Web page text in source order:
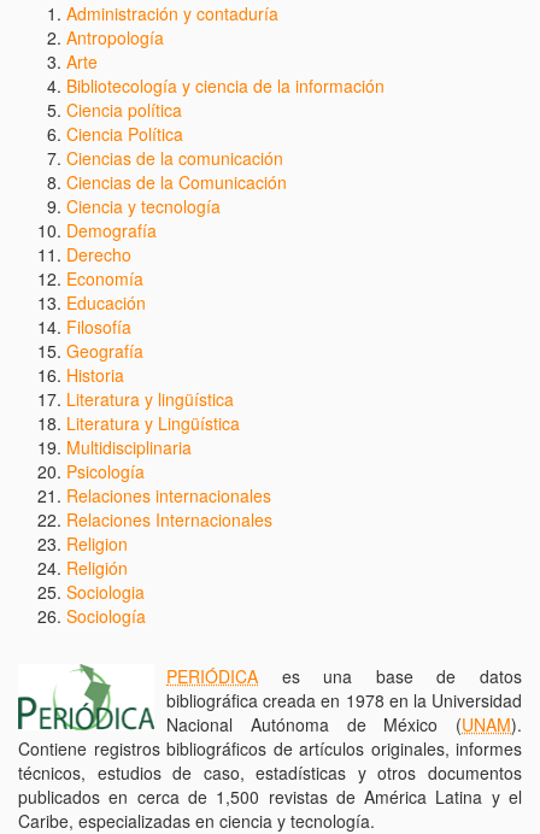
Administración y contaduría
Antropología
Arte
Bibliotecología y ciencia de la información
Ciencia política
Ciencia Política
Ciencias de la comunicación
Ciencias de la Comunicación
Ciencia y tecnología
Demografía
Derecho
Economía
Educación
Filosofía
Geografía
Historia
Literatura y lingüística
Literatura y Lingüística
Multidisciplinaria
Psicología
Relaciones internacionales
Relaciones Internacionales
Religion
Religión
Sociologia
Sociología
PERIÓDICA es una base de datos
bibliográfica creada en 1978 en la Universidad
Nacional Autónoma de México (UNAM).
Contiene registros bibliográficos de artículos originales, informes
técnicos, estudios de caso, estadísticas y otros documentos
publicados en cerca de 1,500 revistas de América Latina y el
Caribe, especializadas en ciencia y tecnología.